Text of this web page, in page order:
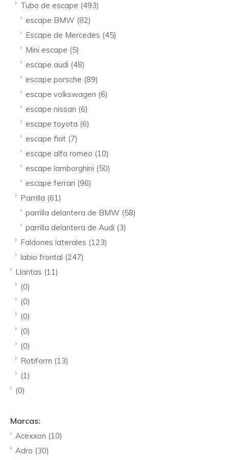
Tubo de escape (493)
escape BMW (82)
Escape de Mercedes (45)
Mini escape (5)
escape audi (48)
escape porsche (89)
escape volkswagen (6)
escape nissan (6)
escape toyota (6)
escape fiat (7)
escape alfa romeo (10)
escape lamborghini (50)
escape ferrari (96)
Parrilla (61)
parrilla delantera de BMW (58)
parrilla delantera de Audi (3)
Faldones laterales (123)
labio frontal (247)
Llantas (11)
(0)
(0)
(0)
(0)
(0)
Rotiform (13)
(1)
(0)
Marcas:
Acexxon (10)
Adro (30)